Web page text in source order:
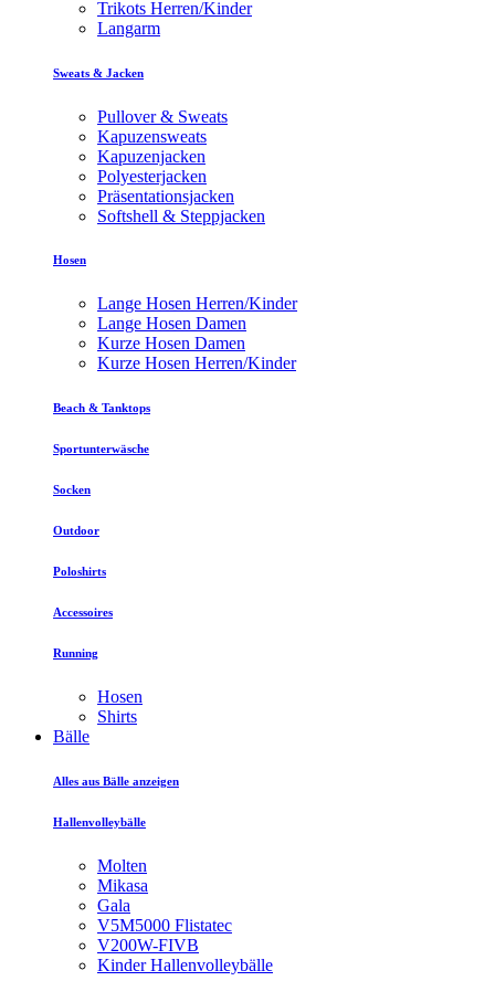
Trikots Herren/Kinder
Langarm
Sweats & Jacken
Pullover & Sweats
Kapuzensweats
Kapuzenjacken
Polyesterjacken
Präsentationsjacken
Softshell & Steppjacken
Hosen
Lange Hosen Herren/Kinder
Lange Hosen Damen
Kurze Hosen Damen
Kurze Hosen Herren/Kinder
Beach & Tanktops
Sportunterwäsche
Socken
Outdoor
Poloshirts
Accessoires
Running
Hosen
Shirts
Bälle
Alles aus Bälle anzeigen
Hallenvolleybälle
Molten
Mikasa
Gala
V5M5000 Flistatec
V200W-FIVB
Kinder Hallenvolleybälle